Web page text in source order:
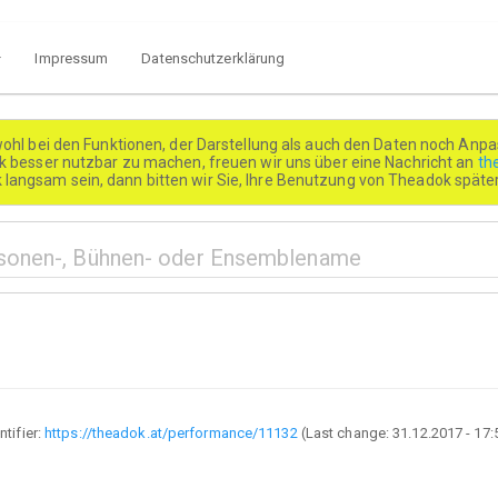
Impressum Datenschutzerklärung
bei den Funktionen, der Darstellung als auch den Daten noch
besser nutzbar zu machen, freuen wir uns über eine Nachricht an
sein, dann bitten wir Sie, Ihre Benutzung von Theadok
https://theadok.at/performance/11132 (Last change:31.12.2017 -